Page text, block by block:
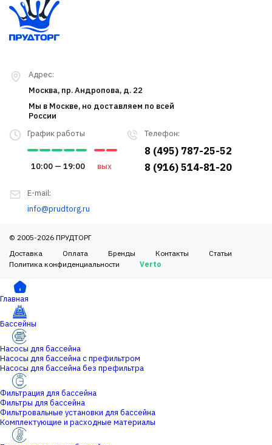
Телефон:
8 (495) 787-25-52
8 (916) 514-81-20
График работы
10:00 — 19:00 вых
E-mail:
info@prudtorg.ru
Адрес:
Москва, пр. Андропова, д. 22
Мы в Москве, но доставляем по всей
России
© 2005-2026 ПРУДТОРГ
Доставка
Оплата Бренды Контакты
Статьи
Политика конфиденциальности
Verto
Главная
Бассейны
Насосы для бассейна
Насосы для бассейна с префильтром
Насосы для бассейна без префильтра
Фильтрация для бассейна
Фильтры для бассейна
Фильтровальные установки для бассейна
Комплектующие и расходные материалы